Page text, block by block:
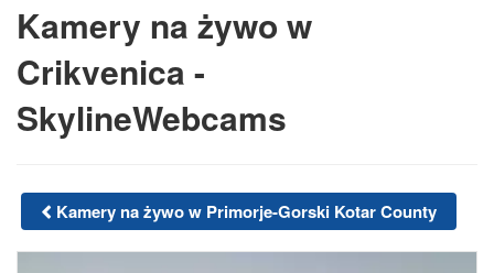
Kamery na żywo w
Crikvenica -
SkylineWebcams
Kamery na żywo w Primorje-Gorski Kotar County